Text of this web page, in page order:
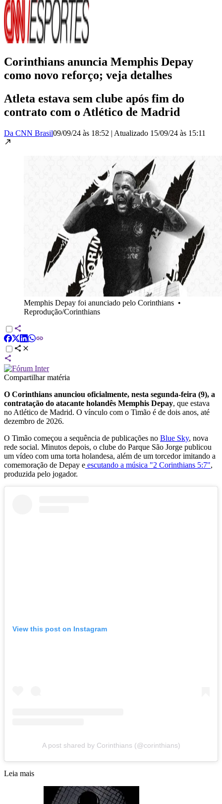
Corinthians anuncia Memphis Depay
como novo reforço; veja detalhes
Atleta estava sem clube após fim do
contrato com o Atlético de Madrid
Da CNN Brasil09/09/24 às 18:52 | Atualizado 15/09/24 às 15:11
Memphis Depay foi anunciado pelo Corinthians •
Reprodução/Corinthians
Compartilhar matéria
O Corinthians anunciou oficialmente, nesta segunda-feira (9), a
contratação do atacante holandês Memphis Depay, que estava
no Atlético de Madrid. O vínculo com o Timão é de dois anos, até
dezembro de 2026.
O Timão começou a sequência de publicações no Blue Sky, nova
rede social. Minutos depois, o clube do Parque São Jorge publicou
um vídeo com uma torta holandesa, além de um torcedor imitando a
comemoração de Depay e escutando a música "2 Corinthians 5:7",
produzida pelo jogador.
View this post on Instagram
A post shared by Corinthians (@corinthians)
Leia mais